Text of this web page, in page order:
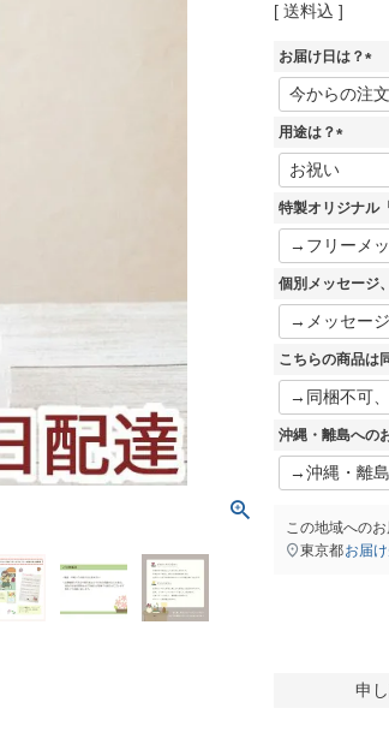
送料込
お届け日は？
(
必
用途は？
(
須
特製オリジナル
個別メッセージ
こちらの商品は
沖縄・離島への
この地域への
東京都お届
申